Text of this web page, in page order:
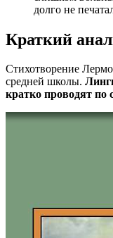
долго не
Краткий
Стихотворение
средней школы.
кратко проводят